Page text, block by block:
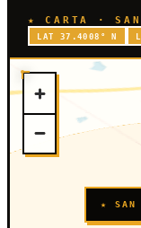
★ CARTA ·
LAT 37.4008° N
★ SAN